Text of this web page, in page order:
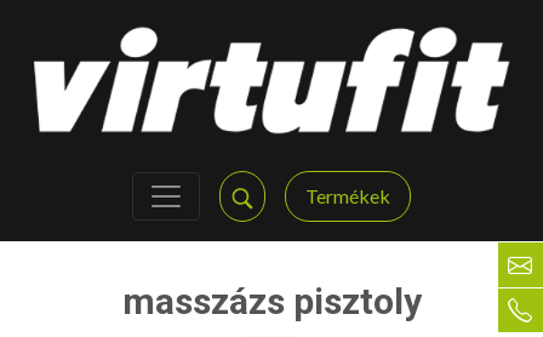
Termékek
masszázs pisztoly